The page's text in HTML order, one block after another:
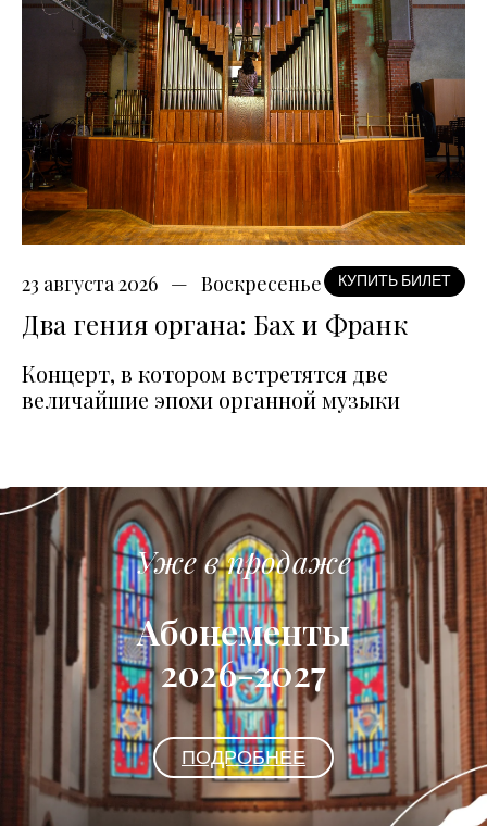
23 августа 2026 Воскресенье КУПИТЬ БИЛЕТ
Два гения органа: Бах и Франк
Концерт, в котором встретятся две
величайшие эпохи органной музыки
Уже в продаже
Абонементы
2026-2027
ПОДРОБНЕЕ